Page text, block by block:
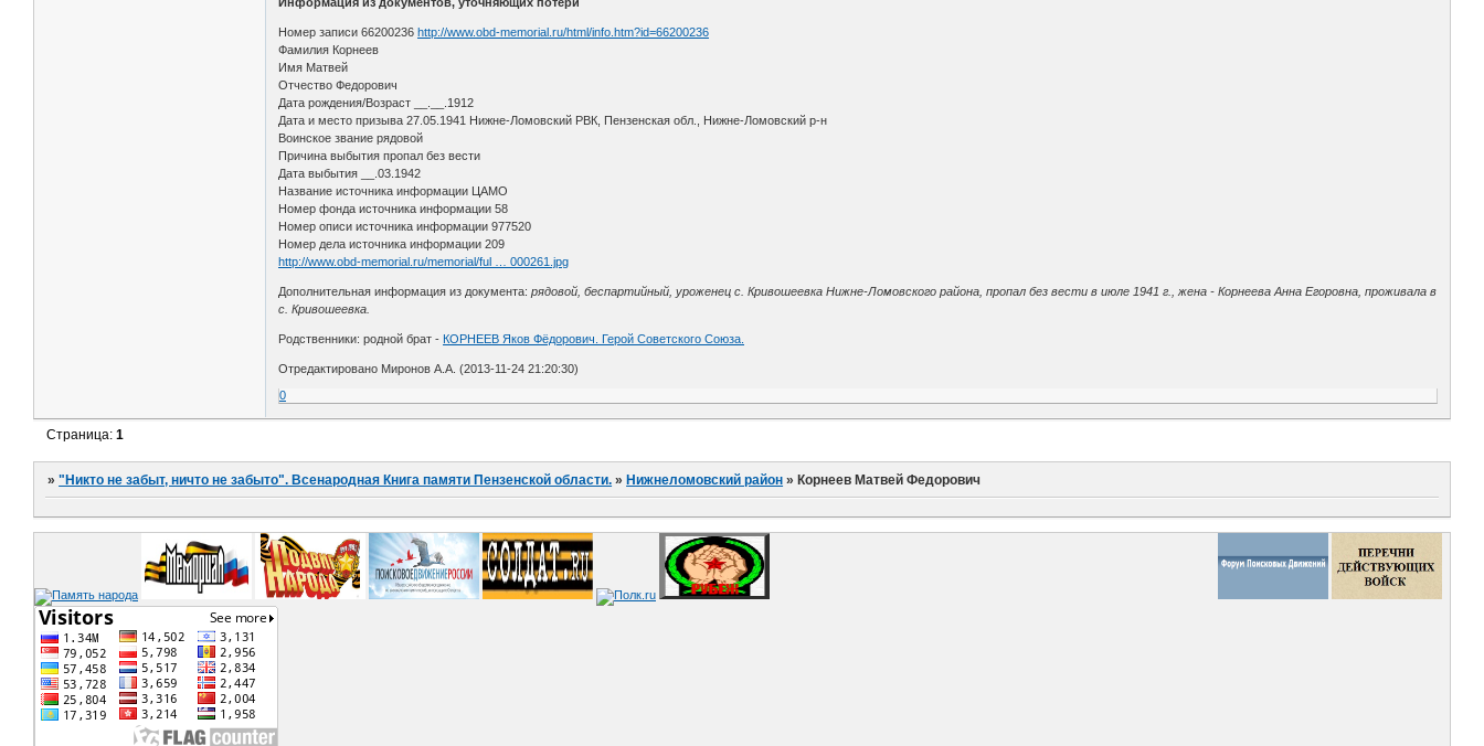
Номер записи 66200236http://www.obd-memorial.ru/html/info.htm?id=66200236
Фамилия Корнеев
Имя Матвей
Отчество Федорович
Дата рождения/Возраст __.__.1912
Дата и место призыва 27.05.1941 Нижне-Ломовский РВК, Пензенская обл., Нижне-Ломовский р-н
Воинское звание рядовой
Причина выбытия пропал без вести
Дата выбытия __.03.1942
Название источника информации ЦАМО
Номер фонда источника информации 58
Номер описи источника информации 977520
Номер дела источника информации 209
http://www.obd-memorial.ru/memorial/ful … 000261.jpg
Дополнительная информация из документа:рядовой, беспартийный, уроженец с. Кривошеевка Нижне-Ломовского района, пропал без вести в июле 1941 г., жена - Корнеева Анна Егоровна, проживала в
с. Кривошеевка.
Родственники: родной брат - КОРНЕЕВ Яков Фёдорович. Герой Советского Союза.
Отредактировано Миронов А.А. (2013-11-24 21:20:30)
0
Страница:1
»"Никто не забыт, ничто не забыто". Всенародная Книга памяти Пензенской области. » Нижнеломовский район » Корнеев Матвей Федорович